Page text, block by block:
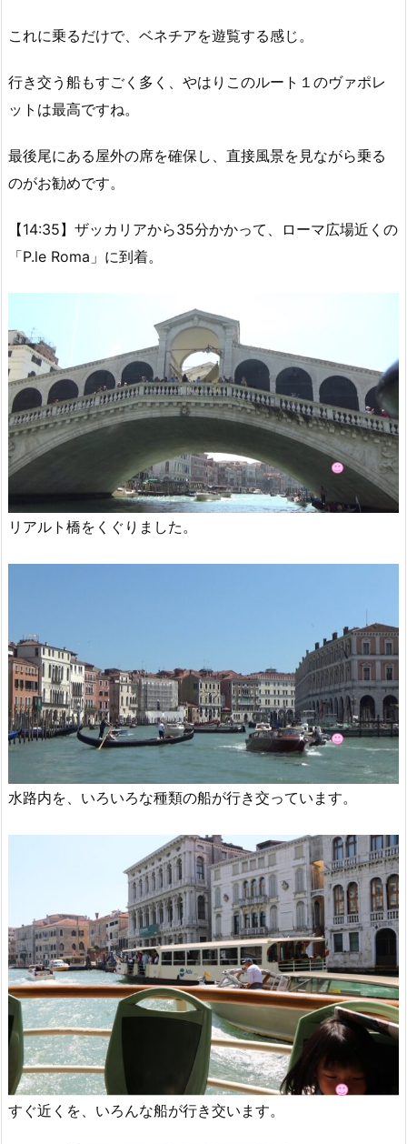
これに乗るだけで、ベネチアを遊覧する感じ。
行き交う船もすごく多く、やはりこのルート１のヴァポレ
ットは最高ですね。
最後尾にある屋外の席を確保し、直接風景を見ながら乗る
のがお勧めです。
【14:35】ザッカリアから35分かかって、ローマ広場近くの
「P.le Roma」に到着。
リアルト橋をくぐりました。
水路内を、いろいろな種類の船が行き交っています。
すぐ近くを、いろんな船が行き交います。